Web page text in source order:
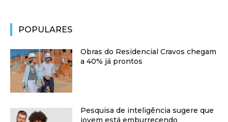
POPULARES
Obras do Residencial Cravos chegam
a 40% já prontos
Pesquisa de inteligência sugere que
jovem está emburrecendo